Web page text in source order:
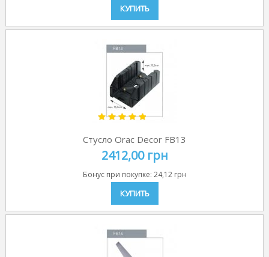
КУПИТЬ
Стусло Orac Decor FB13
2412,00 грн
Бонус при покупке: 24,12 грн
КУПИТЬ